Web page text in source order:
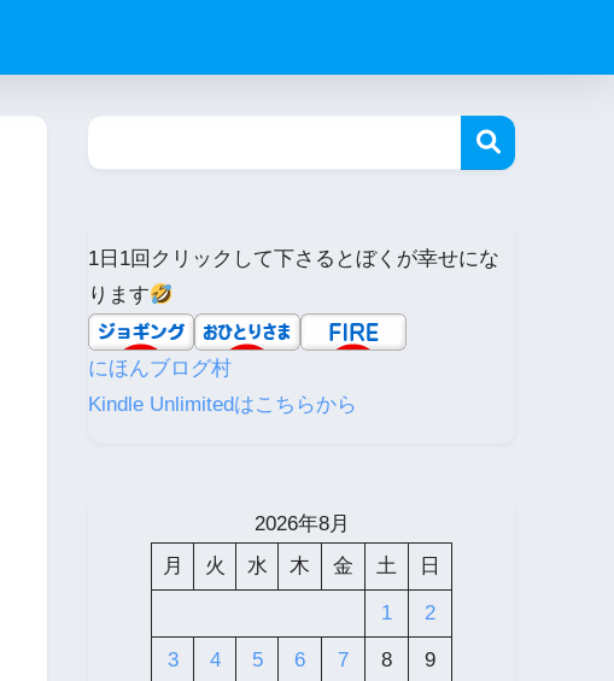
1日1回クリックして下さるとぼくが幸せにな
ります
にほんブログ村
Kindle Unlimitedはこちらから
2026年8月
月
火 水 木 金 土 日
1 2
3 4 5 6 7 8 9